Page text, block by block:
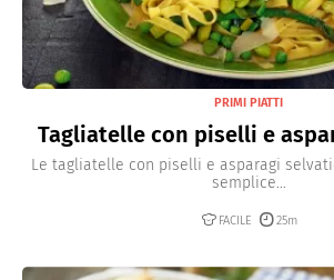
PRIMI PIATTI
Tagliatelle con piselli e
Le tagliatelle con piselli e asparagi
semplice...
FACILE 25m